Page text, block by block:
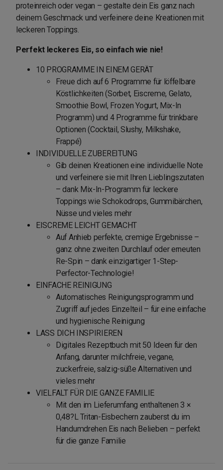
proteinreich oder vegan – gestalte dein Eis ganz nach
deinem Geschmack und verfeinere deine Kreationen mit
leckeren Toppings.
Perfekt leckeres Eis, so einfach wie nie!
10 PROGRAMME IN EINEM GERÄT
Freue dich auf 6 Programme für löffelbare
Köstlichkeiten (Sorbet, Eiscreme, Gelato,
Smoothie Bowl, Frozen Yogurt, Mix-In
Programm) und 4 Programme für trinkbare
Optionen (Cocktail, Slushy, Milkshake,
Frappé)
INDIVIDUELLE ZUBEREITUNG
Gib deinen Kreationen eine individuelle Note
und verfeinere sie mit Ihren Lieblingszutaten
– dank Mix-In-Programm für leckere
Toppings wie Schokodrops, Gummibärchen,
Nüsse und vieles mehr
EISCREME LEICHT GEMACHT
Auf Anhieb perfekte, cremige Ergebnisse –
ganz ohne zweiten Durchlauf oder erneuten
Re-Spin – dank einzigartiger 1-Step-
Perfector-Technologie!
EINFACHE REINIGUNG
Automatisches Reinigungsprogramm und
Zugriff auf jedes Einzelteil – für eine einfache
und hygienische Reinigung
LASS DICH INSPIRIEREN
Digitales Rezeptbuch mit 50 Ideen für den
Anfang, darunter milchfreie, vegane,
zuckerfreie, salzig-süße Alternativen und
vieles mehr
VIELFALT FÜR DIE GANZE FAMILIE
Mit den im Lieferumfang enthaltenen 3 ×
0,48?L Tritan-Eisbechern zauberst du im
Handumdrehen Eis nach Belieben – perfekt
für die ganze Familie